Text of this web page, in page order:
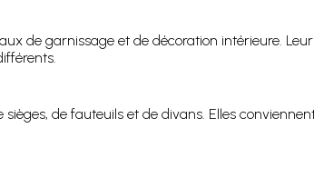
de garnissage et de décoration intérieure.
de fauteuils et de divans. Elles